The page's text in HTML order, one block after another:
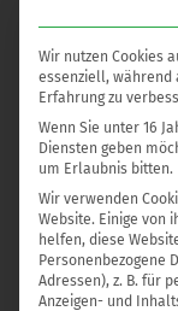
das
die
Anschließend
und der Hals
Nach der
Woche fixiert, um
Wir nutzen Cookies
essenziell, während
Erfahrung zu
Wenn Sie unter 16
Diensten geben
um Erlaubnis bitten.
Wir verwenden
Website. Einige von
helfen, diese
Personenbezogene
Adressen), z. B. für
Anzeigen- und